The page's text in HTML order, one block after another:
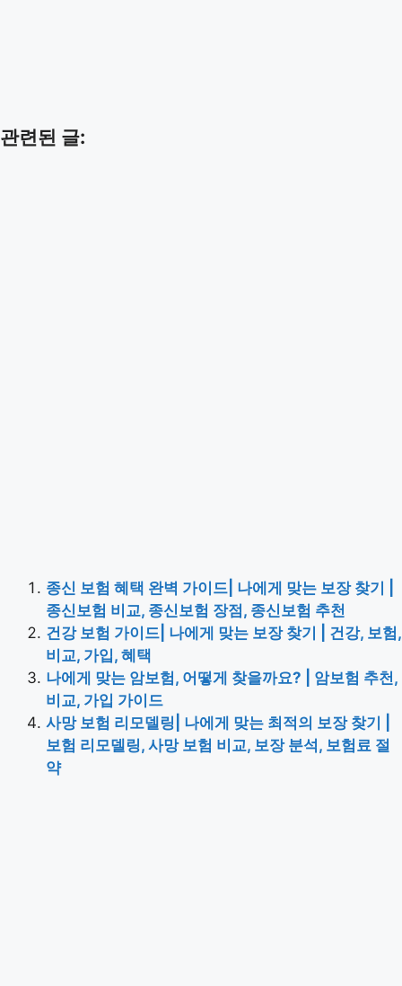
관련된 글:
종신 보험 혜택 완벽 가이드| 나에게 맞는 보장 찾기 |
종신보험 비교, 종신보험 장점, 종신보험 추천
건강 보험 가이드| 나에게 맞는 보장 찾기 | 건강, 보험,
비교, 가입, 혜택
나에게 맞는 암보험, 어떻게 찾을까요? | 암보험 추천,
비교, 가입 가이드
사망 보험 리모델링| 나에게 맞는 최적의 보장 찾기 |
보험 리모델링, 사망 보험 비교, 보장 분석, 보험료 절
약